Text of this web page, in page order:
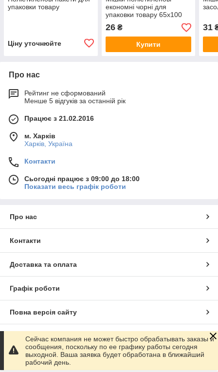
упаковки товару
Ціну уточнюйте
економні чорні для
упаковки товару 65х100
див. 55 мкм
26₴
Купити
31
Про нас
Рейтинг не сформований
Менше 5 відгуків за останній рік
Працює з 21.02.2016
м. Харків
Харків, Україна
Контакти
Сьогодні працює з 09:00 до 18:00
Показати весь графік роботи
Про нас
Контакти
Доставка та оплата
Графік роботи
Повна версія сайту
Сайт створено на маркетплейсі Prom.ua
Політика конфіденційності
Сейчас компания не может быстро обрабатывать заказы и
сообщения, поскольку по ее графику работы сегодня
выходной. Ваша заявка будет обработана в ближайший
рабочий день.